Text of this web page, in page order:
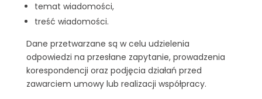
temat wiadomości,
treść wiadomości.
Dane przetwarzane są w celu udzielenia
odpowiedzi na przesłane zapytanie, prowadzenia
korespondencji oraz podjęcia działań przed
zawarciem umowy lub realizacji współpracy.